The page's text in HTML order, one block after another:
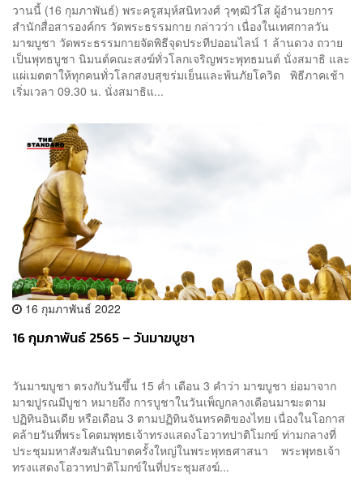
วานนี้ (16 กุมภาพันธ์) พระครูสมุห์สนิทวงศ์ วุฑฺฒิวํโส ผู้อำนวยการ
สำนักสื่อสารองค์กร วัดพระธรรมกาย กล่าวว่า เนื่องในเทศกาลวัน
มาฆบูชา วัดพระธรรมกายจัดพิธีจุดประทีปออนไลน์ 1 ล้านดวง ถวาย
เป็นพุทธบูชา นิมนต์คณะสงฆ์ทั่วโลกเจริญพระพุทธมนต์ นั่งสมาธิ และ
แผ่เมตตาให้ทุกคนทั่วโลกสงบสุขร่มเย็นและพ้นภัยโควิด พิธีภาคเช้า
เริ่มเวลา 09.30 น. นั่งสมาธิแ...
16 กุมภาพันธ์ 2022
16 กุมภาพันธ์ 2565 – วันมาฆบูชา
วันมาฆบูชา ตรงกับวันขึ้น 15 ค่ำ เดือน 3 คำว่า มาฆบูชา ย่อมาจาก
มาฆปูรณมีบูชา หมายถึง การบูชาในวันเพ็ญกลางเดือนมาฆะตาม
ปฏิทินอินเดีย หรือเดือน 3 ตามปฏิทินจันทรคติของไทย เนื่องในโอกาส
คล้ายวันที่พระโคตมพุทธเจ้าทรงแสดงโอวาทปาติโมกข์ ท่ามกลางที่
ประชุมมหาสังฆสันนิบาตครั้งใหญ่ในพระพุทธศาสนา พระพุทธเจ้า
ทรงแสดงโอวาทปาติโมกข์ในที่ประชุมสงฆ์...